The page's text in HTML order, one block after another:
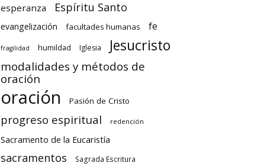
esperanza Espíritu Santo
evangelización facultades humanas fe
fragilidad humildad Iglesia Jesucristo
modalidades y métodos de
oración
oración Pasión de Cristo
progreso espiritual redención
Sacramento de la Eucaristía
sacramentos Sagrada Escritura